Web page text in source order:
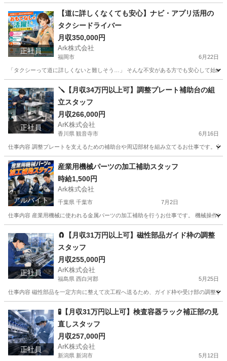
工場 社会保険
正社員
【道に詳しくなくても安心】ナビ・アプリ活用の
タクシードライバー
月収350,000円
Ark株式会社
福岡市 6月22日
「タクシーって道に詳しくないと難しそう…」 そんな不安がある方でも安心して始
ドライバー 未経験
正社員
🪛【月収34万円以上可】調整プレート補助台の組
立スタッフ
月収266,000円
ArK株式会社
香川県 観音寺市 6月16日
仕事内容 調整プレートを支えるための補助台や周辺部材を組み立てるお仕事です。
香川 観音寺市 工場 社会保険
アルバイト
産業用機械パーツの加工補助スタッフ
時給1,500円
Ark株式会社
千葉県 千葉市 7月2日
仕事内容 産業用機械に使われる金属パーツの加工補助を行うお仕事です。 機械操作
工場 スタッフ
正社員
🧲【月収31万円以上可】磁性部品ガイド枠の調整
スタッフ
月収255,000円
ArK株式会社
福島県 西白河郡 5月25日
仕事内容 磁性部品を一定方向に整えて次工程へ送るため、ガイド枠や受け部の調整
工場 社会保険
正社員
🧪【月収31万円以上可】検査容器ラック補正部の見
直しスタッフ
月収257,000円
ArK株式会社
新潟県 新潟市 5月12日